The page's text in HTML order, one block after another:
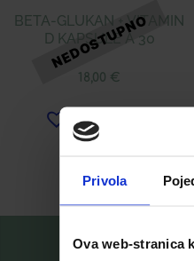
Privola
Ova web-stranica
BETA-GLUKAN + VITAMIN
D KAPSULE Á 30
18,00 €
Dodaj u listu želja